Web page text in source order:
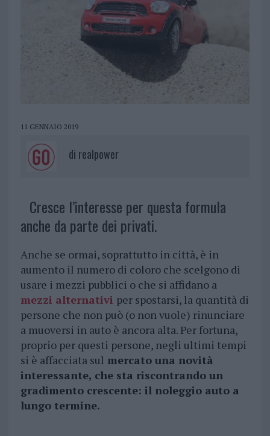
11 GENNAIO 2019
di realpower
Cresce l’interesse per questa formula
anche da parte dei privati.
Anche se ormai, soprattutto in città, è in
aumento il numero di coloro che scelgono di
usare i mezzi pubblici o che si affidano a
mezzi alternativi per spostarsi, la quantità di
persone che non può (o non vuole) rinunciare
a muoversi in auto è ancora alta. Per fortuna,
proprio per questi persone, negli ultimi tempi
si è affacciata sul mercato una novità
interessante, che sta riscontrando un
gradimento crescente: il noleggio auto a
lungo termine.